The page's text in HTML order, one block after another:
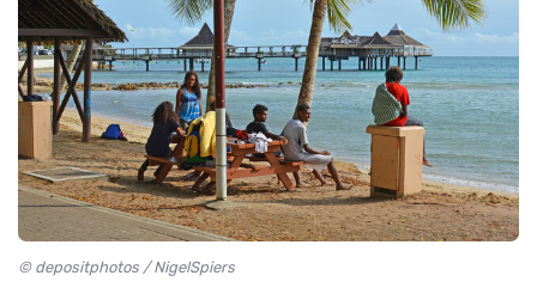
© depositphotos / NigelSpiers